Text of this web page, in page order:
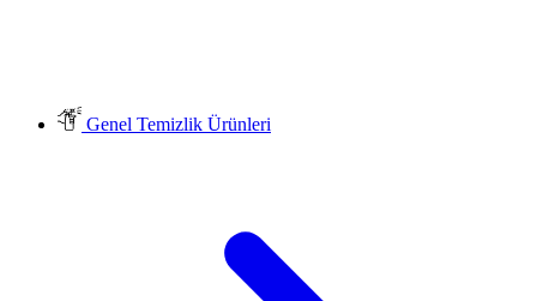
Genel Temizlik Ürünleri